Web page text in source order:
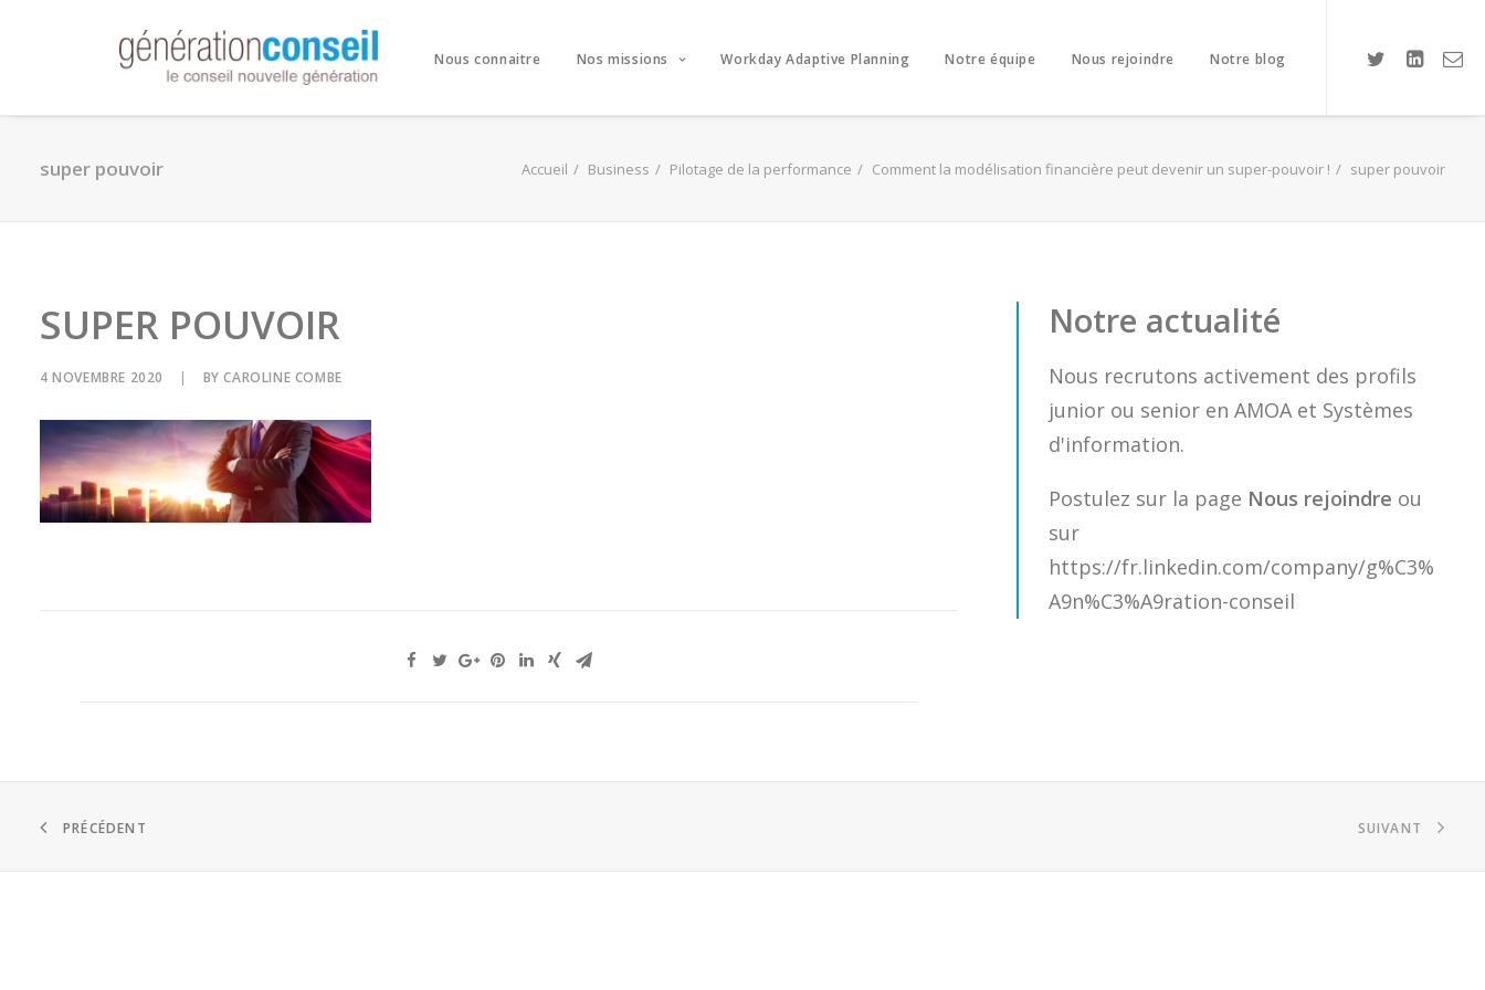
Nous connaitre Nos missions Workday Adaptive Planning Notre équipe Nous rejoindre Notre blog
super pouvoir Accueil Business Pilotage de la performance Comment la modélisation financière peut devenir un super-pouvoir ! super pouvoir
SUPER POUVOIR
4 NOVEMBRE 2020 | BYCAROLINE COMBE
Notre actualité
Nous recrutons activement des profils
junior ou senior en AMOA et Systèmes
d'information.
Postulez sur la page Nous rejoindre ou
sur
https://fr.linkedin.com/company/g%C3%
A9n%C3%A9ration-conseil
PRÉCÉDENT SUIVANT